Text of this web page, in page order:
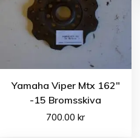
Yamaha Viper Mtx 162″
-15 Bromsskiva
700.00kr